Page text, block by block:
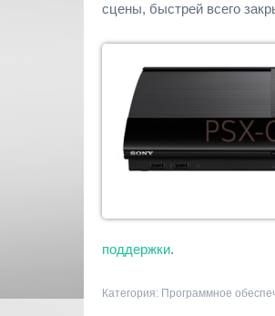
сцены, быстрей всего
поддержки.
Категория: Программное